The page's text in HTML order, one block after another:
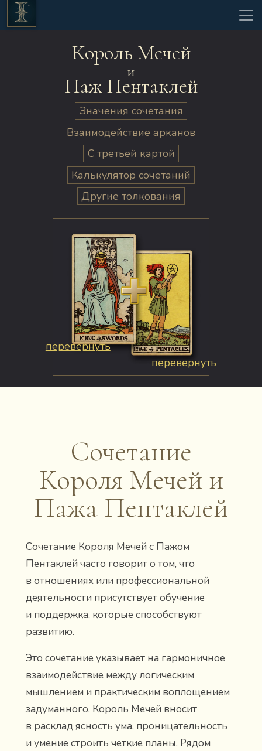
Король Мечей
и
Паж Пентаклей
Значения сочетания
Взаимодействие арканов
С третьей картой
Калькулятор сочетаний
Другие толкования
перевернуть
перевернуть
Сочетание
Короля Мечей и
Пажа Пентаклей
Сочетание Короля Мечей с Пажом
Пентаклей часто говорит о том, что
в отношениях или профессиональной
деятельности присутствует обучение
и поддержка, которые способствуют
развитию.
Это сочетание указывает на гармоничное
взаимодействие между логическим
мышлением и практическим воплощением
задуманного. Король Мечей вносит
в расклад ясность ума, проницательность
и умение строить четкие планы. Рядом